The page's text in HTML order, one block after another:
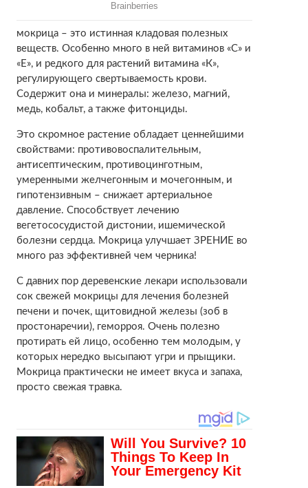
мокрица – это истинная кладовая полезных
веществ. Особенно много в ней витаминов «С» и
«Е», и редкого для растений витамина «К»,
регулирующего свертываемость крови.
Содержит она и минералы: железо, магний,
медь, кобальт, а также фитонциды.
Это скромное растение обладает ценнейшими
свойствами: противовоспалительным,
антисептическим, противоцинготным,
умеренными желчегонным и мочегонным, и
гипотензивным – снижает артериальное
давление. Способствует лечению
вегетососудистой дистонии, ишемической
болезни сердца. Мокрица улучшает ЗРЕНИЕ во
много раз эффективней чем черника!
С давних пор деревенские лекари использовали
сок свежей мокрицы для лечения болезней
печени и почек, щитовидной железы (зоб в
простонаречии), геморроя. Очень полезно
протирать ей лицо, особенно тем молодым, у
которых нередко высыпают угри и прыщики.
Мокрица практически не имеет вкуса и запаха,
просто свежая травка.